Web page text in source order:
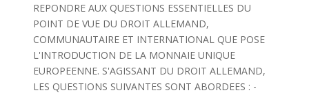
REPONDRE AUX QUESTIONS ESSENTIELLES DU
POINT DE VUE DU DROIT ALLEMAND,
COMMUNAUTAIRE ET INTERNATIONAL QUE POSE
L'INTRODUCTION DE LA MONNAIE UNIQUE
EUROPEENNE. S'AGISSANT DU DROIT ALLEMAND,
LES QUESTIONS SUIVANTES SONT ABORDEES : -